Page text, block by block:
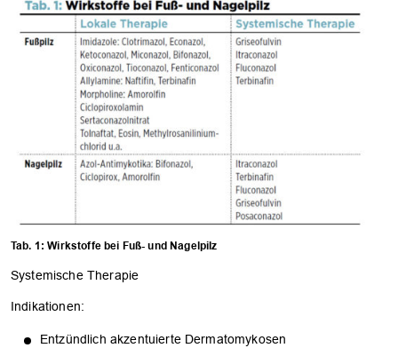
Tab. 1: Wirkstoffe bei Fuß- und Nagelpilz
Systemische Therapie
Indikationen:
Entzündlich akzentuierte Dermatomykosen